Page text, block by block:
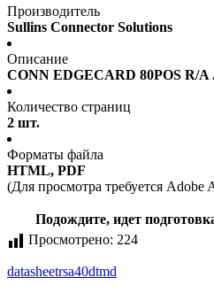
Производитель
Sullins Connector Solutions
Описание
CONN EDGECARD 80POS R/A
Количество страниц
2 шт.
Форматы файла
HTML, PDF
(Для просмотра требуется Adobe
Подождите, идет
Просмотрено: 224
datasheetrsa40dtmd